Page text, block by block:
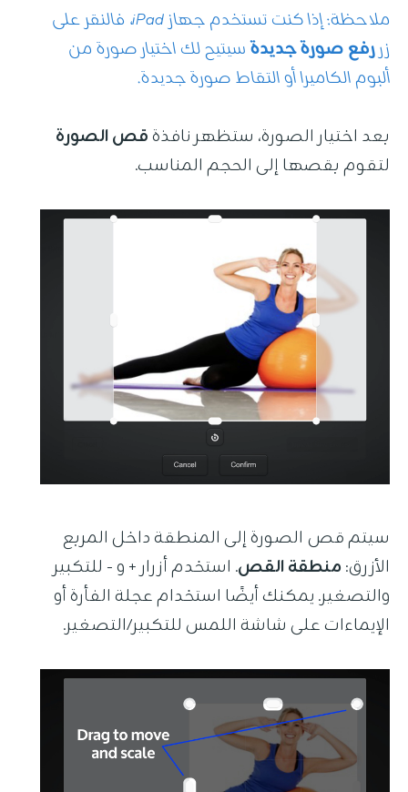
ملاحظة: إذا كنت تستخدم جهاز iPad، فالنقر على
زررفع صورة جديدةسيتيح لك اختيار صورة من
ألبوم الكاميرا أو التقاط صورة جديدة.
بعد اختيار الصورة، ستظهر نافذةقص الصورة
لتقوم بقصها إلى الحجم المناسب.
سيتم قص الصورة إلى المنطقة داخل المربع
الأزرق: منطقة القص. استخدم أزرار + و - للتكبير
والتصغير. يمكنك أيضًا استخدام عجلة الفأرة أو
الإيماءات على شاشة اللمس للتكبير/التصغير.